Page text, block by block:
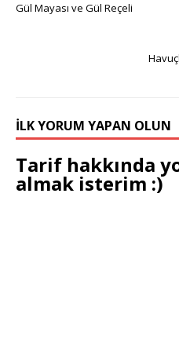
Gül Mayası ve Gül Reçeli
İLK YORUM YAPAN OLUN
Tarif hakkında
almak isterim :)